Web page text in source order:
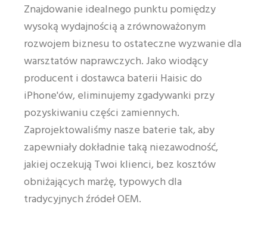
Znajdowanie idealnego punktu pomiędzy
wysoką wydajnością a zrównoważonym
rozwojem biznesu to ostateczne wyzwanie dla
warsztatów naprawczych. Jako wiodący
producent i dostawca baterii Haisic do
iPhone'ów, eliminujemy zgadywanki przy
pozyskiwaniu części zamiennych.
Zaprojektowaliśmy nasze baterie tak, aby
zapewniały dokładnie taką niezawodność,
jakiej oczekują Twoi klienci, bez kosztów
obniżających marżę, typowych dla
tradycyjnych źródeł OEM.